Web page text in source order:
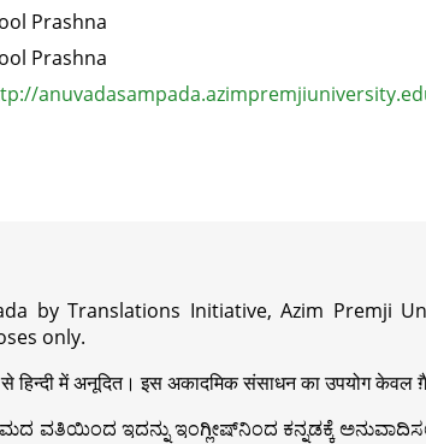
Prashna
Prashna
by Translations Initiative, Azim Premji
only.
से हिन्दी में अनूदित। इस अकादमिक संसाधन का उपयोग केवल
ಇದನ್ನು ಇಂಗ್ಲೀಷ್‍ನಿಂದ ಕನ್ನಡಕ್ಕೆ